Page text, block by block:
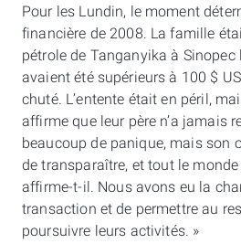
Pour les Lundin, le moment
financière de 2008. La famille
pétrole de Tanganyika à
avaient été supérieurs à 100 $
chuté. L’entente était en péril,
affirme que leur père n’a jamais
beaucoup de panique, mais son
de transparaître, et tout le monde
affirme-t-il. Nous avons eu la
transaction et de permettre au
poursuivre leurs activités. »